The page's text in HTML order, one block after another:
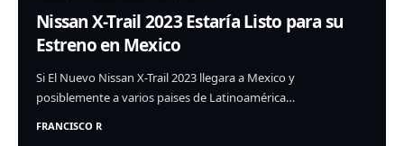
Nissan X-Trail 2023 Estaría Listo para su
Estreno en Mexico
Si El Nuevo Nissan X-Trail 2023 llegara a Mexico y
posiblemente a varios paises de Latinoamérica…
FRANCISCO R